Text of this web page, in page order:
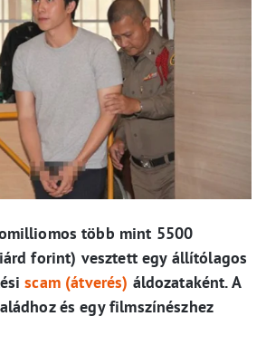
több mint 5500
forint) vesztett egy állítólagos
scam (átverés) áldozataként. A
és egy filmszínészhez